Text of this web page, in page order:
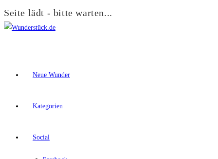
Seite lädt - bitte warten...
Zum
Neue Wunder
Kategorien
Social